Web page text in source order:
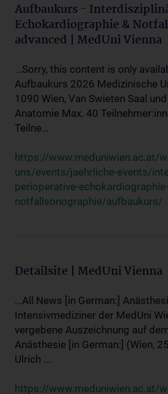
Aufbaukurs -
Echokardiographie &
advanced | MedUni Vienna
...Sorry, this content is only
Aufbaukurs 2026 Medizinische
1090 Wien, Van Swieten Saal
Anatomie Max. 40
Teilne...
https://www.meduniwien.ac.at/
uns/events/jaehrliche-events/
perioperative-echokardiographie-
notfallsonographie/aufbaukurs/
Detailsite | MedUni Vienna
...All News [in German:]
Intensivmediziner der MedUni
vergebene Auszeichnung auf
Anästhesie [in German:] (Wien,
Ulrich ...
https://www.meduniwien.ac.at/